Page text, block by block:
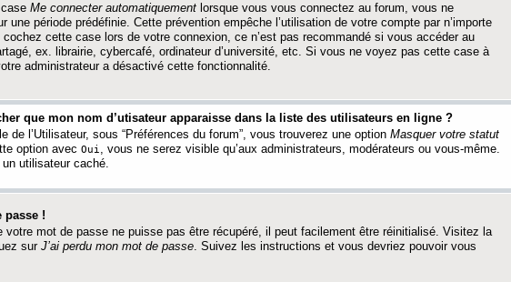
Me connecter automatiquement lorsque vous vous connectez au forum, vous ne
une période prédéfinie. Cette prévention empêche l’utilisation de votre compte par n’importe
cette case lors de votre connexion, ce n’est pas recommandé si vous accéder au
ex. librairie, cybercafé, ordinateur d’université, etc. Si vous ne voyez pas cette case à
administrateur a désactivé cette fonctionnalité.
que mon nom d’utisateur apparaisse dans la liste des utilisateurs en ligne ?
de l’Utilisateur, sous “Préférences du forum”, vous trouverez une option Masquer votre statut
option avec Oui , vous ne serez visible qu’aux administrateurs, modérateurs ou vous-même.
utilisateur caché.
passe !
votre mot de passe ne puisse pas être récupéré, il peut facilement être réinitialisé. Visitez la
sur J’ai perdu mon mot de passe. Suivez les instructions et vous devriez pouvoir vous